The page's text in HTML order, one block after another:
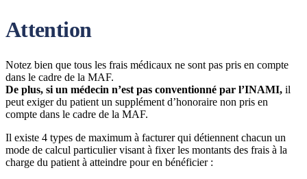
Attention
Notez bien que tous les frais médicaux ne sont pas pris en compte
dans le cadre de la MAF.
De plus, si un médecin n’est pas conventionné par l’INAMI, il
peut exiger du patient un supplément d’honoraire non pris en
compte dans le cadre de la MAF.
Il existe 4 types de maximum à facturer qui détiennent chacun un
mode de calcul particulier visant à fixer les montants des frais à la
charge du patient à atteindre pour en bénéficier :